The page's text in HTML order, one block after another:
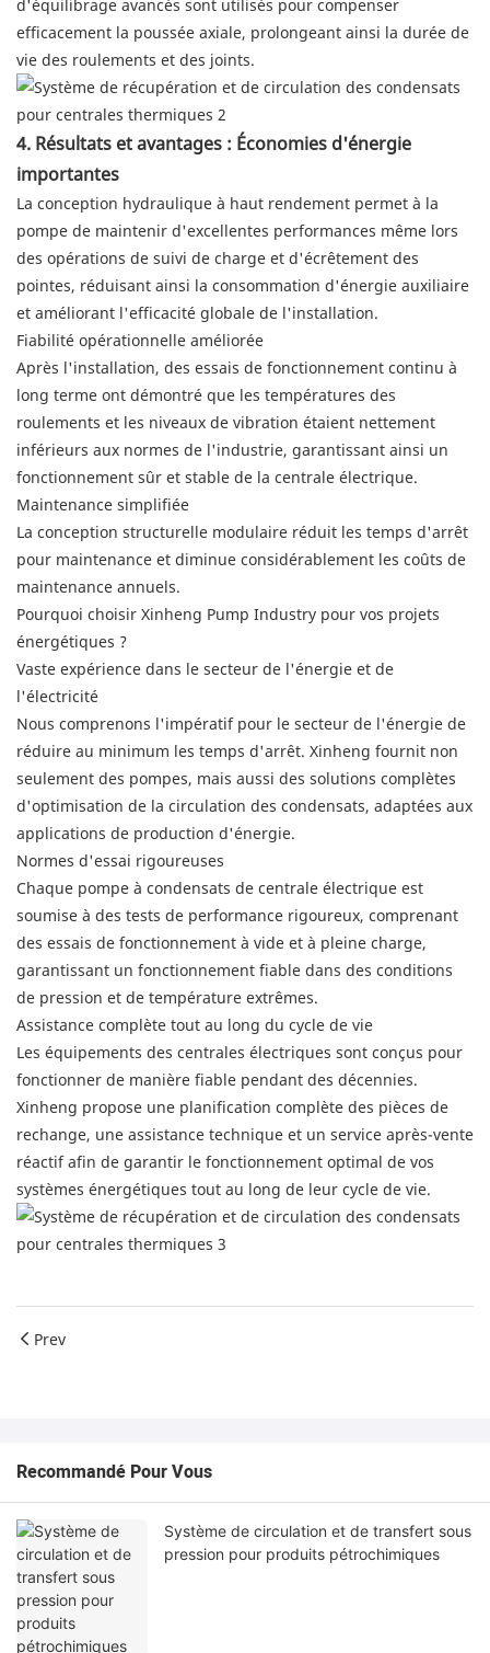
d'équilibrage avancés sont utilisés pour compenser
efficacement la poussée axiale, prolongeant ainsi la durée de
vie des roulements et des joints.
4. Résultats et avantages : Économies d'énergie
importantes
La conception hydraulique à haut rendement permet à la
pompe de maintenir d'excellentes performances même lors
des opérations de suivi de charge et d'écrêtement des
pointes, réduisant ainsi la consommation d'énergie auxiliaire
et améliorant l'efficacité globale de l'installation.
Fiabilité opérationnelle améliorée
Après l'installation, des essais de fonctionnement continu à
long terme ont démontré que les températures des
roulements et les niveaux de vibration étaient nettement
inférieurs aux normes de l'industrie, garantissant ainsi un
fonctionnement sûr et stable de la centrale électrique.
Maintenance simplifiée
La conception structurelle modulaire réduit les temps d'arrêt
pour maintenance et diminue considérablement les coûts de
maintenance annuels.
Pourquoi choisir Xinheng Pump Industry pour vos projets
énergétiques ?
Vaste expérience dans le secteur de l'énergie et de
l'électricité
Nous comprenons l'impératif pour le secteur de l'énergie de
réduire au minimum les temps d'arrêt. Xinheng fournit non
seulement des pompes, mais aussi des solutions complètes
d'optimisation de la circulation des condensats, adaptées aux
applications de production d'énergie.
Normes d'essai rigoureuses
Chaque pompe à condensats de centrale électrique est
soumise à des tests de performance rigoureux, comprenant
des essais de fonctionnement à vide et à pleine charge,
garantissant un fonctionnement fiable dans des conditions
de pression et de température extrêmes.
Assistance complète tout au long du cycle de vie
Les équipements des centrales électriques sont conçus pour
fonctionner de manière fiable pendant des décennies.
Xinheng propose une planification complète des pièces de
rechange, une assistance technique et un service après-vente
réactif afin de garantir le fonctionnement optimal de vos
systèmes énergétiques tout au long de leur cycle de vie.
Prev
Recommandé Pour Vous
Système de circulation et de transfert sous
pression pour produits pétrochimiques